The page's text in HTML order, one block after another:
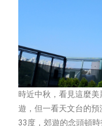
時近中秋，看見這麼
遊，但一看天文台的
33度，郊遊的念頭頓